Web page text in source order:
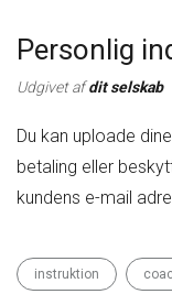
Personlig
Udgivet afdit selskab
Du kan uploade
betaling eller
kundens e-mail
instruktion